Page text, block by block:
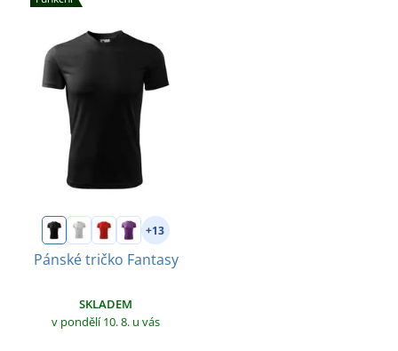
+13
Pánské tričko Fantasy
SKLADEM
v pondělí 10. 8. u vás